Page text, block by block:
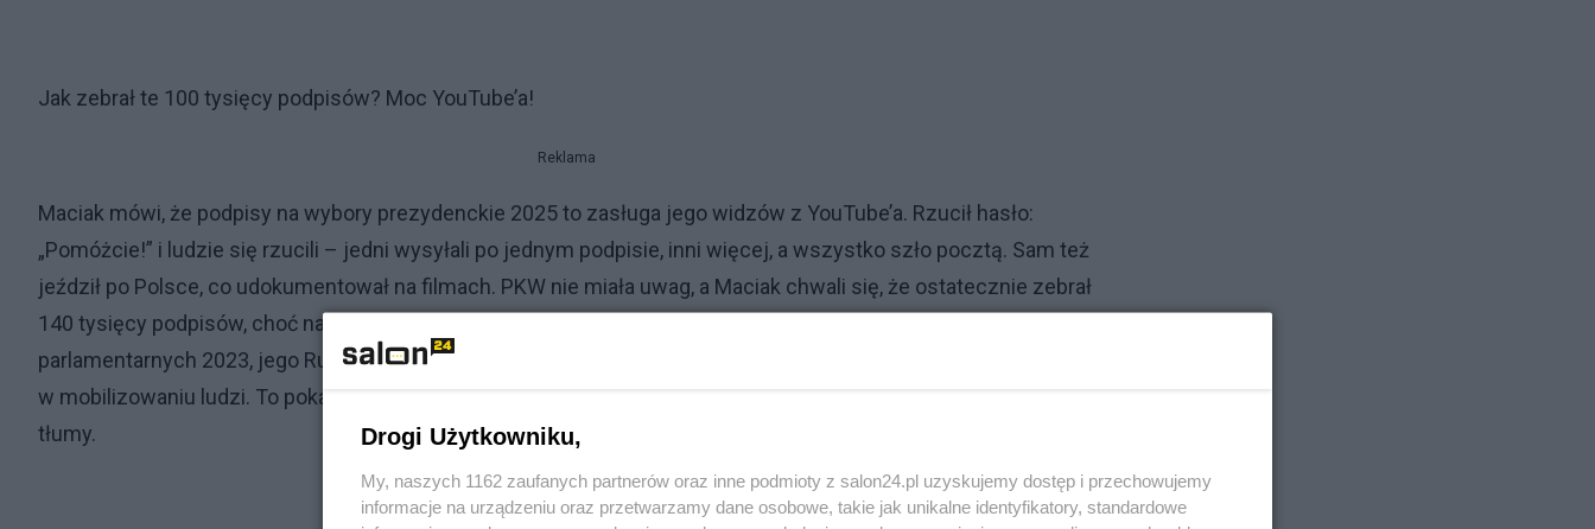
Jak zebrał te 100 tysięcy podpisów? Moc YouTube’a!
Reklama
Maciak mówi, że podpisy na wybory prezydenckie 2025 to zasługa jego widzów z YouTube’a. Rzucił hasło:
„Pomóżcie!” i ludzie się rzucili – jedni wysyłali po jednym podpisie, inni więcej, a wszystko szło pocztą. Sam też
jeździł po Polsce, co udokumentował na filmach. PKW nie miała uwag, a Maciak chwali się, że ostatecznie zebrał
140 tysięcy podpisów, choć na dwa tygodnie przed terminem miał tylko 76 tysięcy. Wcześniej, w wyborach
parlamentarnych 2023, jego Ruch Dobrobytu i Pokoju zebrał około 200 tysięcy podpisów, więc gość ma wprawę
w mobilizowaniu ludzi. To pokazuje, że jego kanał to nie tylko gadanie, ale realna siła, która potrafi poruszyć
tłumy.
Drogi Użytkowniku,
My, naszych 1162 zaufanych partnerów oraz inne podmioty z salon24.pl uzyskujemy dostęp i przechowujemy
informacje na urządzeniu oraz przetwarzamy dane osobowe, takie jak unikalne identyfikatory, standardowe